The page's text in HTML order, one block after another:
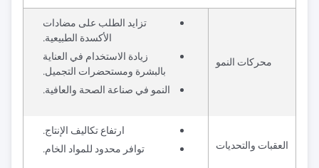
محركات النمو
تزايد الطلب على مضادات
الأكسدة الطبيعية.
زيادة الاستخدام في العناية
بالبشرة ومستحضرات التجميل.
النمو في صناعة الصحة والعافية.
العقبات والتحديات
ارتفاع تكاليف الإنتاج.
توافر محدود للمواد الخام.